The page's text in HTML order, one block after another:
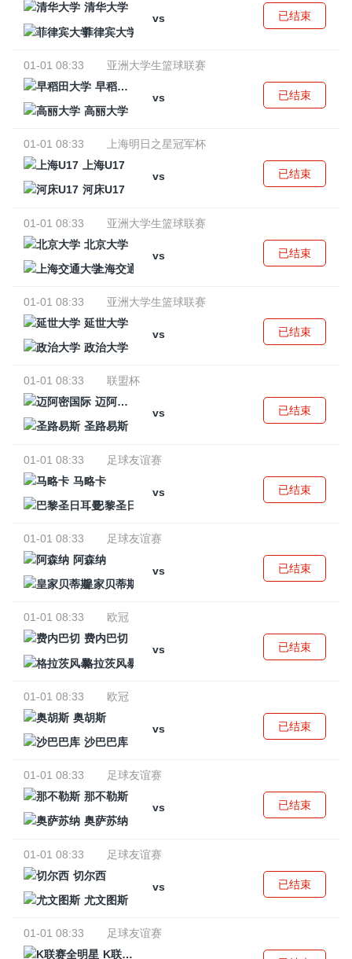
清华大学
vs
菲律宾大学
已结束
01-01 08:33
亚洲大学生篮球联赛
早稻田大学
vs
高丽大学
已结束
01-01 08:33
上海明日之星冠军杯
上海U17
vs
河床U17
已结束
01-01 08:33
亚洲大学生篮球联赛
北京大学
vs
上海交通大学
已结束
01-01 08:33
亚洲大学生篮球联赛
延世大学
vs
政治大学
已结束
01-01 08:33
联盟杯
迈阿密国际
vs
圣路易斯
已结束
01-01 08:33
足球友谊赛
马略卡
vs
巴黎圣日耳曼
已结束
01-01 08:33
足球友谊赛
阿森纳
vs
皇家贝蒂斯
已结束
01-01 08:33
欧冠
费内巴切
vs
格拉茨风暴
已结束
01-01 08:33
欧冠
奥胡斯
vs
沙巴巴库
已结束
01-01 08:33
足球友谊赛
那不勒斯
vs
奥萨苏纳
已结束
01-01 08:33
足球友谊赛
切尔西
vs
尤文图斯
已结束
01-01 08:33
足球友谊赛
K联赛全明星